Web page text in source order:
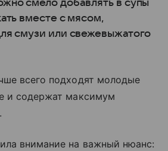
смело добавлять в супы
вместе с мясом,
смузи или свежевыжатого
всего подходят молодые
и содержат максимум
внимание на важный нюанс: